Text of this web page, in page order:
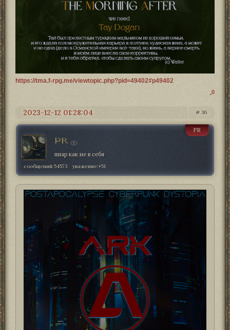
https://tma.f-rpg.me/viewtopic.php?pid=49402#p49402
0
36
2023-12-12 01:28:04
PR
PR
пиар как не в себя
сообщений:54573 уважение:+51